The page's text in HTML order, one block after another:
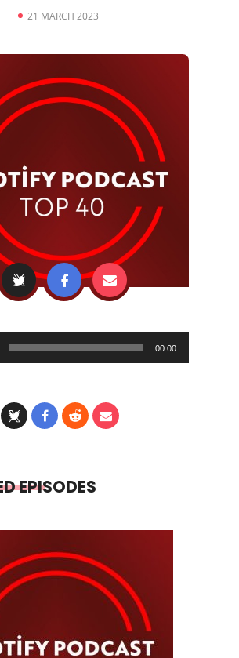
21 MARCH 2023
00:00
EPISODES